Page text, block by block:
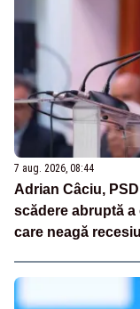
7 aug. 2026, 08:44
Adrian Câciu,
scădere abruptă
care neagă